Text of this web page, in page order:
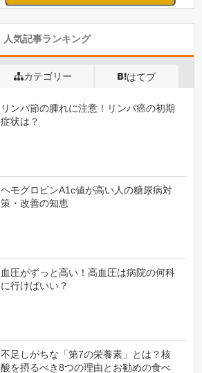
人気記事ランキング
カテゴリー はてブ
リンパ節の腫れに注意！リンパ癌の初期
症状は？
ヘモグロビンA1c値が高い人の糖尿病対
策・改善の知恵
血圧がずっと高い！高血圧は病院の何科
に行けばいい？
不足しがちな「第7の栄養素」とは？核
酸を摂るべき8つの理由とお勧めの食べ